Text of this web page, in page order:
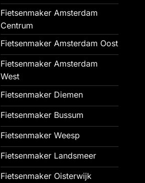
Fietsenmaker Amsterdam
Centrum
Fietsenmaker Amsterdam Oost
Fietsenmaker Amsterdam
West
Fietsenmaker Diemen
Fietsenmaker Bussum
Fietsenmaker Weesp
Fietsenmaker Landsmeer
Fietsenmaker Oisterwijk